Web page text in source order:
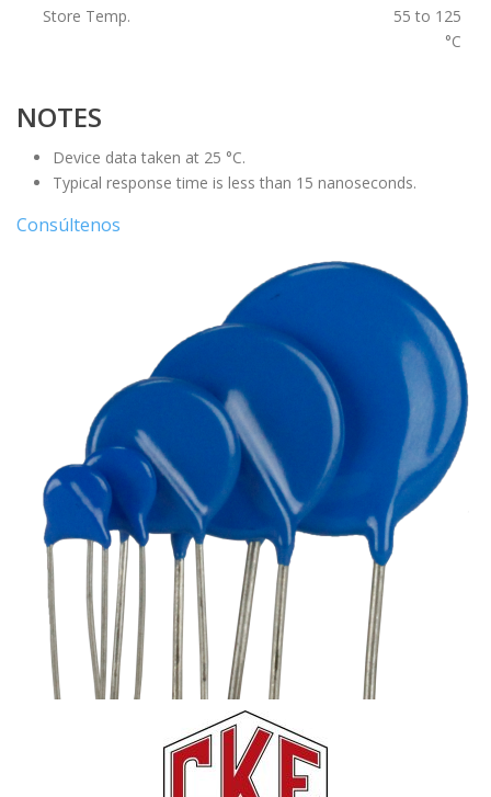
Store Temp.
55 to 125
°C
NOTES
Device data taken at 25 °C.
Typical response time is less than 15 nanoseconds.
Consúltenos